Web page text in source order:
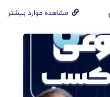
مشاهده موارد بیشتر